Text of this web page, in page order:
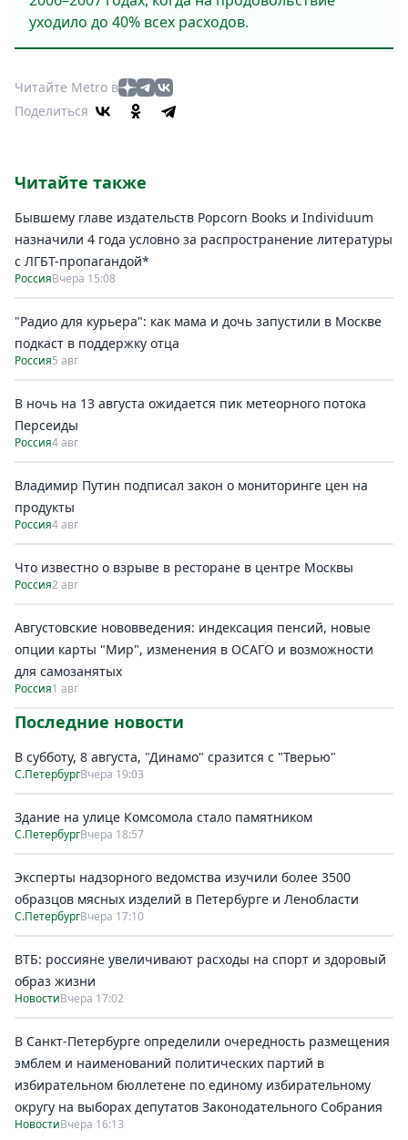
уходило до 40% всех расходов.
Читайте Metro в
Поделиться
Читайте также
Бывшему главе издательств Popcorn Books и Individuum
назначили 4 года условно за распространение литературы
с ЛГБТ-пропагандой*
РоссияВчера 15:08
"Радио для курьера": как мама и дочь запустили в Москве
подкаст в поддержку отца
Россия5 авг
В ночь на 13 августа ожидается пик метеорного потока
Персеиды
Россия4 авг
Владимир Путин подписал закон о мониторинге цен на
продукты
Россия4 авг
Что известно о взрыве в ресторане в центре Москвы
Россия2 авг
Августовские нововведения: индексация пенсий, новые
опции карты "Мир", изменения в ОСАГО и возможности
для самозанятых
Россия1 авг
Последние новости
В субботу, 8 августа, "Динамо" сразится с "Тверью"
С.ПетербургВчера 19:03
Здание на улице Комсомола стало памятником
С.ПетербургВчера 18:57
Эксперты надзорного ведомства изучили более 3500
образцов мясных изделий в Петербурге и Ленобласти
С.ПетербургВчера 17:10
ВТБ: россияне увеличивают расходы на спорт и здоровый
образ жизни
НовостиВчера 17:02
В Санкт-Петербурге определили очередность размещения
эмблем и наименований политических партий в
избирательном бюллетене по единому избирательному
округу на выборах депутатов Законодательного Собрания
НовостиВчера 16:13